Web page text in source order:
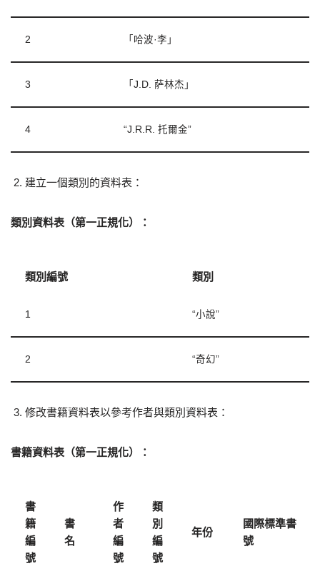
2 「哈波·李」
3 「J.D. 萨林杰」
4 “J.R.R. 托爾金”
建立一個類別的資料表：
類別資料表（第一正規化）：
類別編號 類別
1 “小說”
2 “奇幻”
修改書籍資料表以參考作者與類別資料表：
書籍資料表（第一正規化）：
書
籍
編
號
書
名
作
者
編
號
類
別
編
號
年份
國際標準書
號